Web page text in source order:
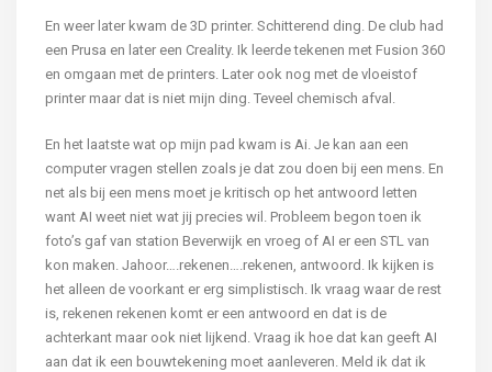
En weer later kwam de 3D printer. Schitterend ding. De club had
een Prusa en later een Creality. Ik leerde tekenen met Fusion 360
en omgaan met de printers. Later ook nog met de vloeistof
printer maar dat is niet mijn ding. Teveel chemisch afval.
En het laatste wat op mijn pad kwam is Ai. Je kan aan een
computer vragen stellen zoals je dat zou doen bij een mens. En
net als bij een mens moet je kritisch op het antwoord letten
want AI weet niet wat jij precies wil. Probleem begon toen ik
foto’s gaf van station Beverwijk en vroeg of AI er een STL van
kon maken. Jahoor….rekenen….rekenen, antwoord. Ik kijken is
het alleen de voorkant er erg simplistisch. Ik vraag waar de rest
is, rekenen rekenen komt er een antwoord en dat is de
achterkant maar ook niet lijkend. Vraag ik hoe dat kan geeft AI
aan dat ik een bouwtekening moet aanleveren. Meld ik dat ik